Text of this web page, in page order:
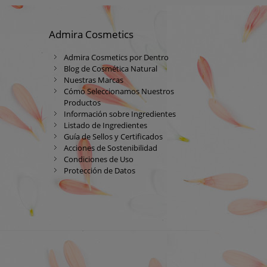
Admira Cosmetics
Admira Cosmetics por Dentro
Blog de Cosmética Natural
Nuestras Marcas
Cómo Seleccionamos Nuestros
Productos
Información sobre Ingredientes
Listado de Ingredientes
Guía de Sellos y Certificados
Acciones de Sostenibilidad
Condiciones de Uso
Protección de Datos